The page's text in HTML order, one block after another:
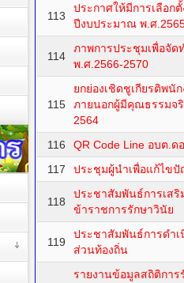
113
ประกาศให้มีการเลือก
ปีงบประมาณ พ.ศ
114
ภาพการประชุมเพื่อจั
พ.ศ.2566-2570
115
ยกย่องเชิดชูเกียรติพ
ภายนอกผู้มีคุณธรรมจ
2564
116
QR Code Line อบต.ด
117
ประชุมผู้นำเพื่อแก้ไข
118
ประชาสัมพันธ์การเส
ข้าราชการรักษาวินัย
119
ประชาสัมพันธ์การดำ
ส่วนท้องถิ่น
รายงานข้อมูลสถิติการ